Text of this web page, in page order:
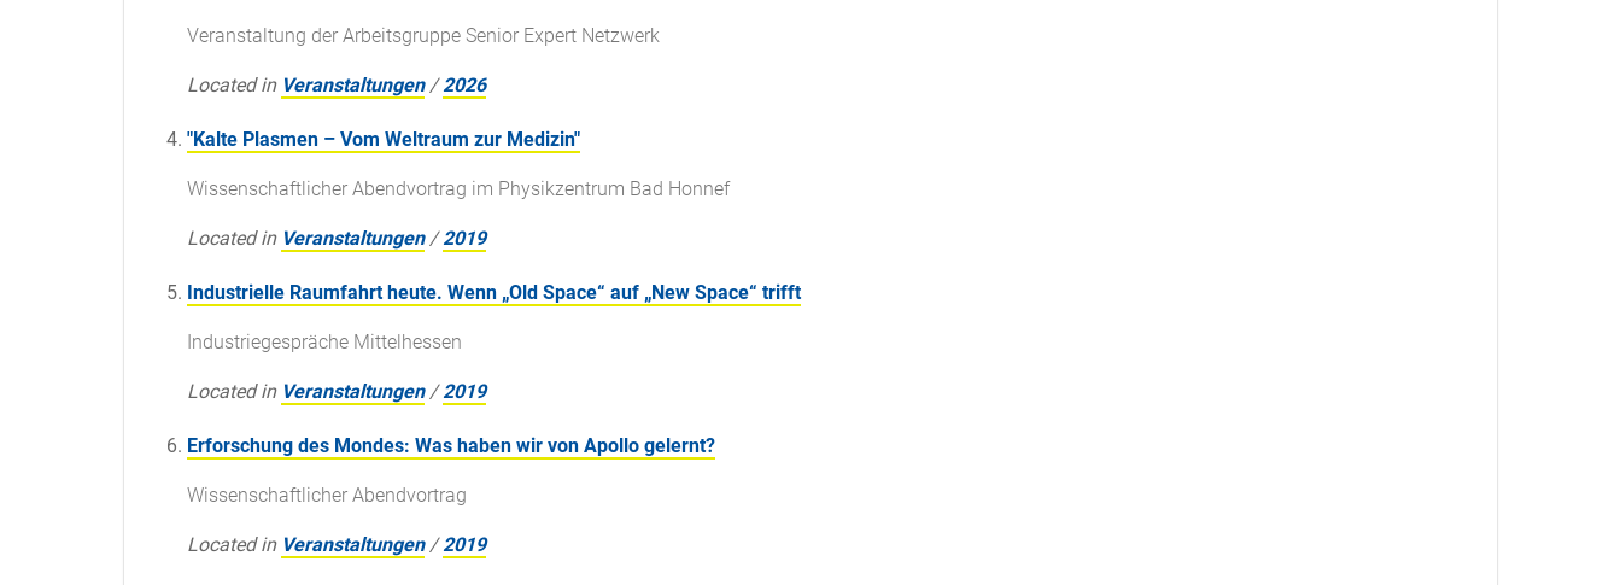
Veranstaltung der Arbeitsgruppe Senior Expert Netzwerk
Located in Veranstaltungen /2026
"Kalte Plasmen – Vom Weltraum zur Medizin"
Wissenschaftlicher Abendvortrag im Physikzentrum Bad Honnef
Located in Veranstaltungen /2019
Industrielle Raumfahrt heute. Wenn „Old Space“ auf „New Space“ trifft
Industriegespräche Mittelhessen
Located in Veranstaltungen /2019
Erforschung des Mondes: Was haben wir von Apollo gelernt?
Wissenschaftlicher Abendvortrag
Located in Veranstaltungen /2019